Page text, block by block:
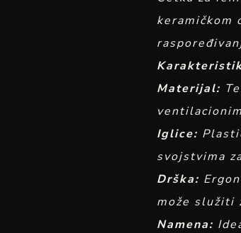
keramičkom
Materijal:
Iglice:
svojstvima
Drška:
može služiti
Namena: